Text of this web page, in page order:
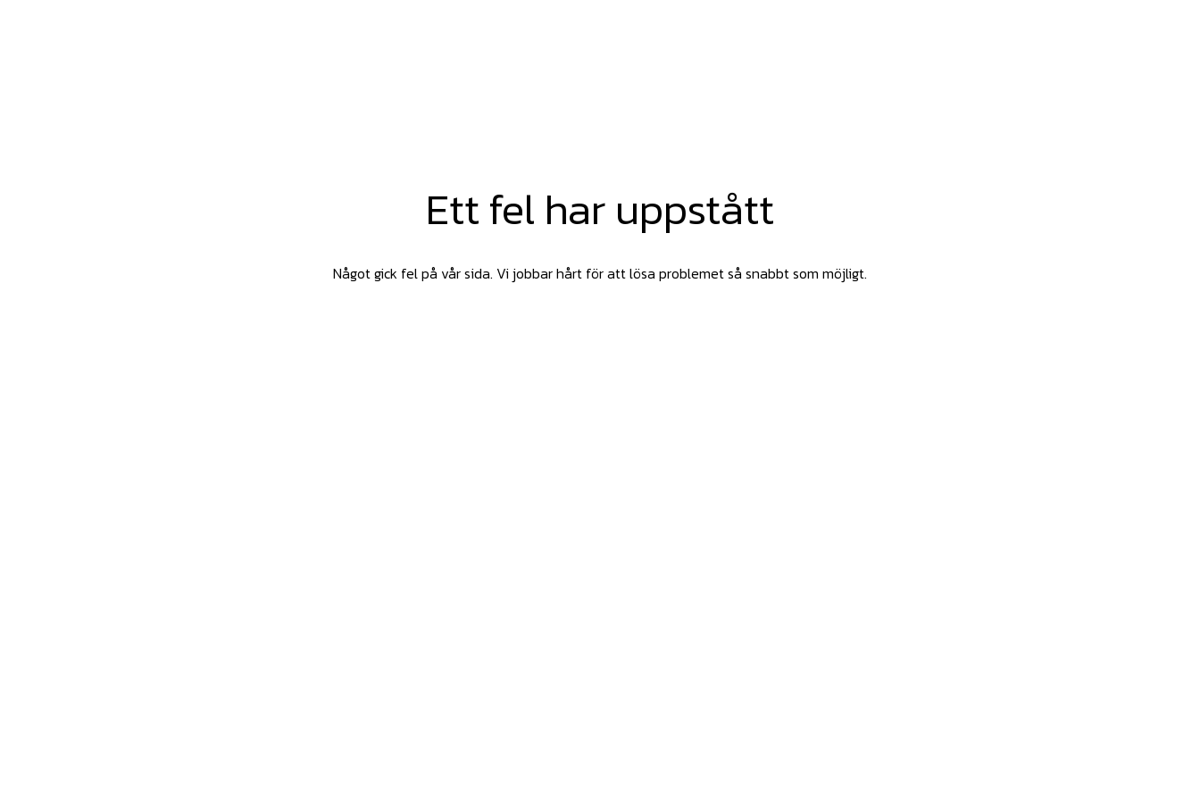
Ett fel har uppstått
Något gick fel på vår sida. Vi jobbar hårt för att lösa problemet så snabbt som möjligt.